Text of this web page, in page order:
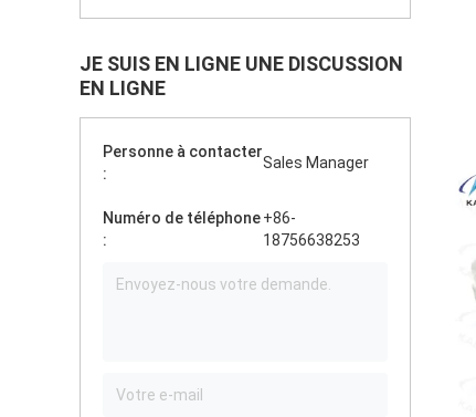
JE SUIS EN LIGNE UNE DISCUSSION
EN LIGNE
Personne à contacter
:
Sales Manager
Numéro de téléphone
:
+86-
18756638253